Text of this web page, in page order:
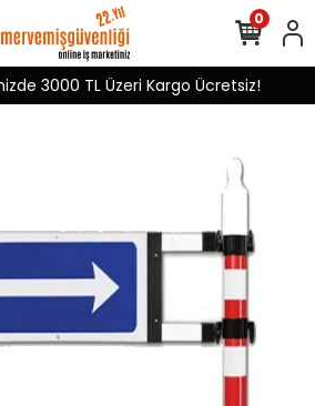
3000 TL Üzeri Kargo Ücretsiz!
0